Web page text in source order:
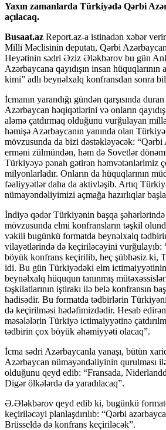
Yaxın zamanlarda Türkiyədə Qərbi
açılacaq.
Busaat.az Report.az-a istinadən xəbər
Milli Məclisinin deputatı, Qərbi Azərbaycan
Heyətinin sədri Əziz Ələkbərov bu gün
Azərbaycana qayıdışın insan
kimi” adlı beynəlxalq konfransdan sonra
İcmanın yarandığı gündən qarşısında
Azərbaycan həqiqətlərini və onların
aləmə çatdırmaq olduğunu vurğulayan
həmişə Azərbaycanın yanında olan
mövzusunda da bizi dəstəkləyəcək: “Qərbi
erməni zülmündən, həm də Sovetlər
Türkiyəyə pənah gətirən həmvətənlərimiz
milyonlarladır. Onların da hüquqlarının
fəaliyyətlər daha da aktivləşib. Artıq
nümayəndəliyimizi açmağa hazırlıqlar
İndiyə qədər Türkiyənin başqa
mövzusunda elmi konfransların təşkil
vəkili bugünkü formatda beynəlxalq
vilayətlərində də keçiriləcəyini vurğulayıb:
böyük konfrans keçirilib, heç şübhəsiz ki,
idi. Bu gün Türkiyədəki elm
beynəlxalq hüququn tanınmış
təşkilatlarının iştirakı ilə belə konfransın
hadisədir. Bu formatda tədbirlərin
də keçirilməsi hədəfimizdədir. Hesab
məsələlərin Türkiyə ictimaiyyətinə
tədbirin çox böyük əhəmiyyəti olacaq”.
İcma sədri Azərbaycanla yanaşı, bütün
Azərbaycan nümayəndəliyinin qurulması
olduğunu qeyd edib: “Fransada,
Digər ölkələrdə də yaradılacaq”.
Ə.Ələkbərov qeyd edib ki, bugünkü
keçiriləcəyi planlaşdırılıb: “Qərbi
Brüsseldə də konfrans keçiriləcək”.